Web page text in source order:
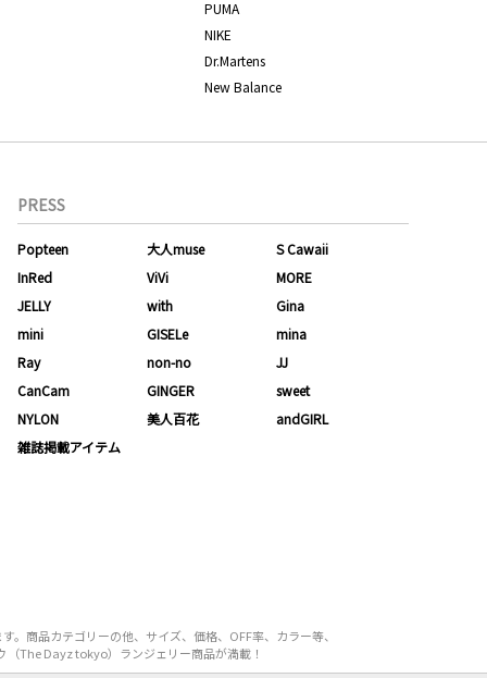
PUMA
NIKE
Dr.Martens
New Balance
PRESS
Popteen 大人muse
S Cawaii
InRed
ViVi
MORE
JELLY
with
Gina
mini
GISELe
mina
Ray
non-no
JJ
CanCam
GINGER
sweet
NYLON
美人百花
andGIRL
雑誌掲載アイテム
商品カテゴリーの他、サイズ、価格、OFF率、カラー等、
The Dayz tokyo）ランジェリー商品が満載！